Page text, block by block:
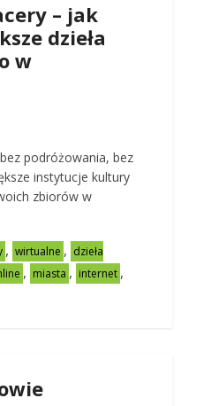
– jak
dzieła
w
podróżowania, bez
instytucje kultury
zbiorów w
, wirtualne , dzieła
, miasta , internet ,